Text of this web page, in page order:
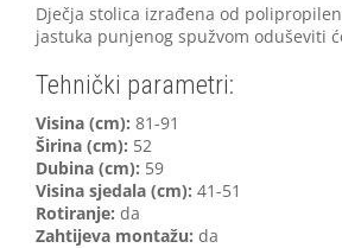
Dječja stolica izrađena od
jastuka punjenog spužvom oduševiti
Tehnički parametri:
Visina (cm): 81-91
Širina (cm): 52
Dubina (cm): 59
Visina sjedala (cm): 41-51
Rotiranje: da
Zahtijeva montažu: da